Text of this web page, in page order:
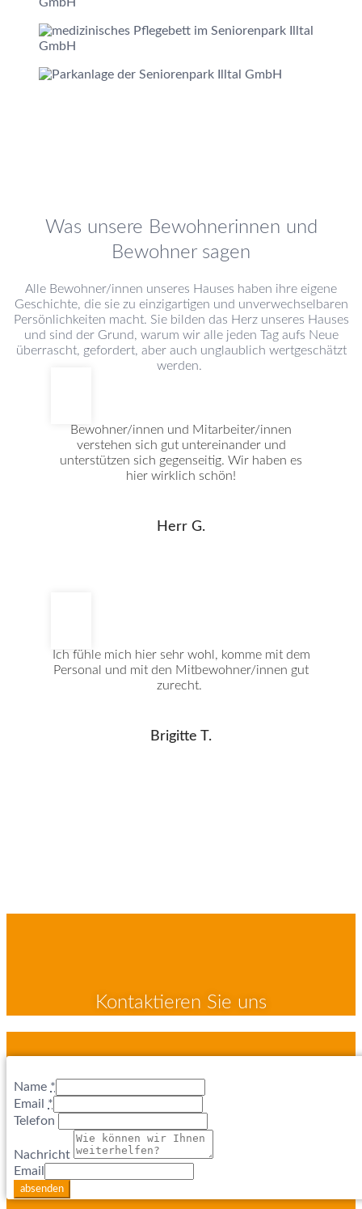
Was unsere Bewohnerinnen und
Bewohner sagen
Alle Bewohner/innen unseres Hauses haben ihre eigene
Geschichte, die sie zu einzigartigen und unverwechselbaren
Persönlichkeiten macht. Sie bilden das Herz unseres Hauses
und sind der Grund, warum wir alle jeden Tag aufs Neue
überrascht, gefordert, aber auch unglaublich wertgeschätzt
werden.
Bewohner/innen und Mitarbeiter/innen
verstehen sich gut untereinander und
unterstützen sich gegenseitig. Wir haben es
hier wirklich schön!
Herr G.
Ich fühle mich hier sehr wohl, komme mit dem
Personal und mit den Mitbewohner/innen gut
zurecht.
Brigitte T.
Kontaktieren Sie uns
Name *
Email
*
Telefon
Nachricht
Email
absenden